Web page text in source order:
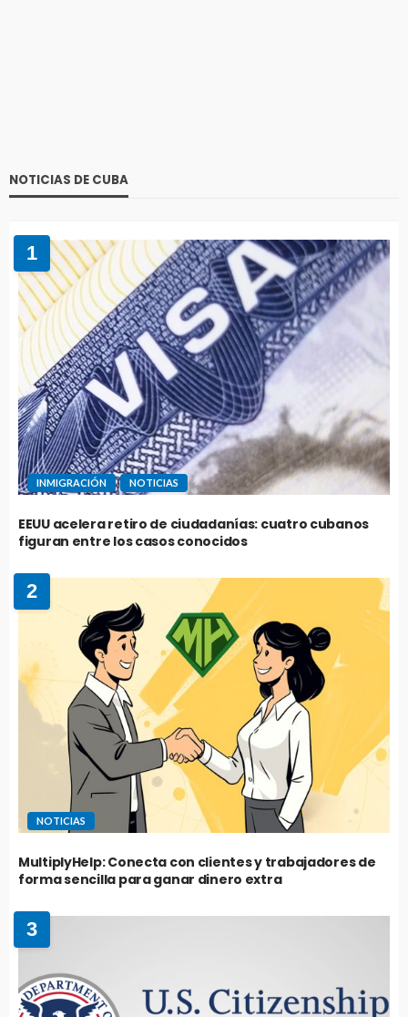
NOTICIAS DE CUBA
1
INMIGRACIÓN NOTICIAS
EEUU acelera retiro de ciudadanías: cuatro cubanos
figuran entre los casos conocidos
2
NOTICIAS
MultiplyHelp: Conecta con clientes y trabajadores de
forma sencilla para ganar dinero extra
3